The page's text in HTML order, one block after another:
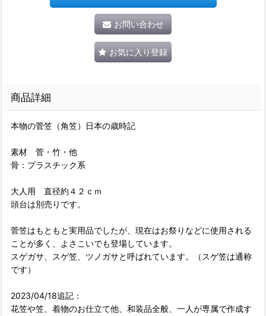
お問い合わせ
お気に入り登録
商品詳細
本物の菅笠（角笠）日本の歳時記
素材 菅・竹・他
骨：プラスチック系
大人用 直径約４２ｃｍ
頭台は別売りです。
菅笠はもともと実用品でしたが、現在はお祭りなどに使用される
ことが多く、よさこいでも登場しています。
スゲガサ、スゲ笠、ツノガサと呼ばれています。（スゲ笠は通称
です）
2023/04/18追記：
花笠や笠、着物のお仕立て他、和装品全般、一人が専属で作成す